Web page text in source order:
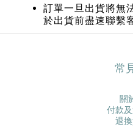
訂單一旦出貨將無
於出貨前盡速聯繫
常
關
付款
退